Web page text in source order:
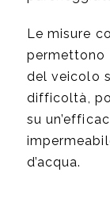
Le misure
permettono
del veicolo
difficoltà,
su
d’acqua.